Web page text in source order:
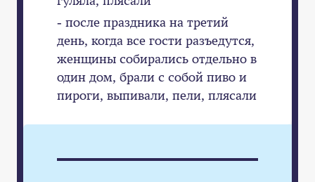
- после праздника на третий
день, когда все гости разъедутся,
женщины собирались отдельно в
один дом, брали с собой пиво и
пироги, выпивали, пели, плясали